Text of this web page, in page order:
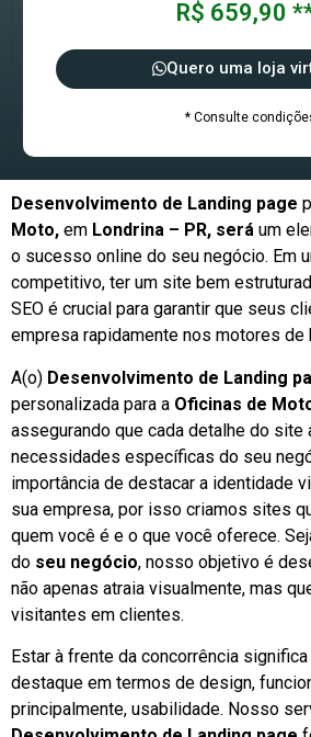
R$ 659,90
Quero uma loja
* Consulte
Desenvolvimento de Landing page
Moto, em Londrina – PR, será um
o sucesso online do seu negócio. Em
competitivo, ter um site bem
SEO é crucial para garantir que seus
empresa rapidamente nos motores de
A(o) Desenvolvimento de Landing
personalizada para a Oficinas de
assegurando que cada detalhe do site
necessidades específicas do seu
importância de destacar a identidade
sua empresa, por isso criamos sites
quem você é e o que você oferece.
do seu negócio, nosso objetivo é
não apenas atraia visualmente, mas
visitantes em clientes.
Estar à frente da concorrência
destaque em termos de design,
principalmente, usabilidade. Nosso